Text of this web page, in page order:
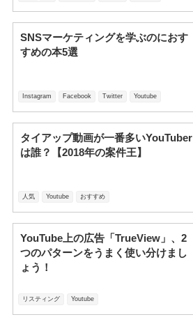
SNSマーケティングを学ぶのにおす
すめの本5選
Instagram Facebook Twitter Youtube
タイアップ動画が一番多いYouTuber
は誰？【2018年の案件王】
人気 Youtube おすすめ
YouTube上の広告「TrueView」、2
つのパターンをうまく使い分けまし
ょう！
リスティング Youtube